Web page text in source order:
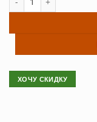
ХОЧУ СКИДКУ